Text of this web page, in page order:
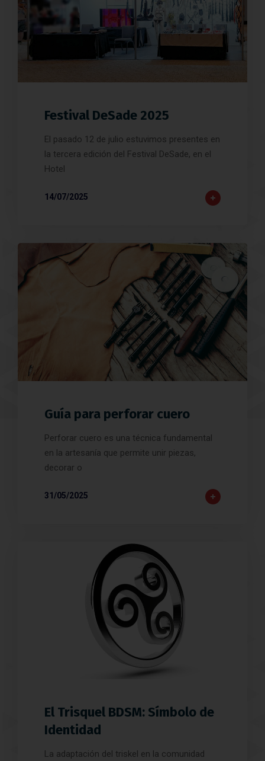
Festival DeSade 2025
El pasado 12 de julio estuvimos presentes en
la tercera edición del Festival DeSade, en el
Hotel
14/07/2025
Guía para perforar cuero
Perforar cuero es una técnica fundamental
en la artesanía que permite unir piezas,
decorar o
31/05/2025
El Trisquel BDSM: Símbolo de
Identidad
La adaptación del triskel en la comunidad